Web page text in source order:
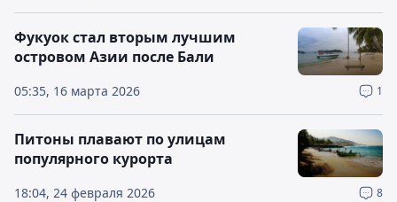
05:35, 16 марта 2026 1
Фукуок стал вторым лучшим
островом Азии после Бали
18:04, 24 февраля 2026 8
Питоны плавают по улицам
популярного курорта